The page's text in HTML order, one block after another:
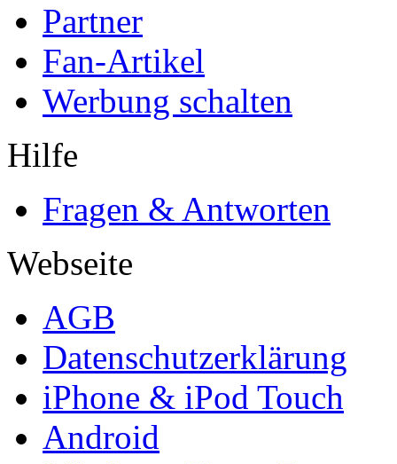
Partner
Fan-Artikel
Werbung schalten
Hilfe
Fragen & Antworten
Webseite
AGB
Datenschutzerklärung
iPhone & iPod Touch
Android